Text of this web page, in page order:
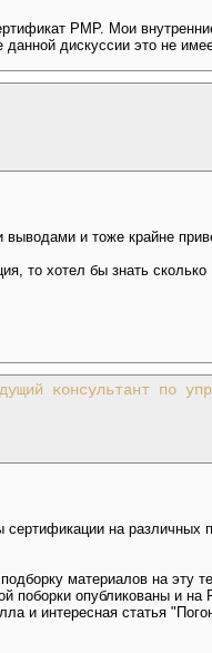
PMP. Мои
дискуссии это не
и тоже крайне
то хотел бы знать
консультант по
сертификации на
подборку материалов на
поборки опубликованы и
и интересная статья